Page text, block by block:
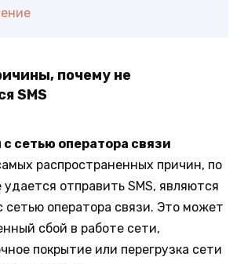
почему не
SMS
сетью оператора связи
распространенных причин, по
удается отправить SMS, являются
сетью оператора связи. Это может
сбой в работе сети,
покрытие или перегрузка сети